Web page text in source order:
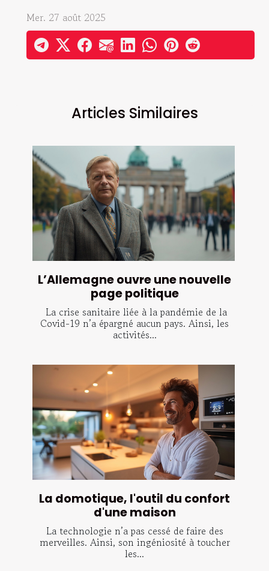
Articles Similaires
L’Allemagne ouvre une nouvelle
page politique
La crise sanitaire liée à la pandémie de la
Covid-19 n’a épargné aucun pays. Ainsi, les
activités...
La domotique, l'outil du confort
d'une maison
La technologie n’a pas cessé de faire des
merveilles. Ainsi, son ingéniosité à toucher
les...
Mer. 27 août 2025